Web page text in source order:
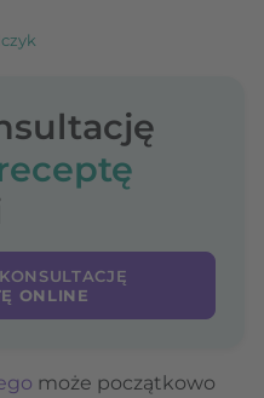
ONLINE
może początkowo